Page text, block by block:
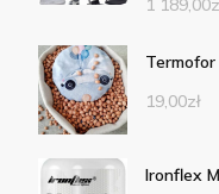
1 189,00
19,00zł
Ironflex